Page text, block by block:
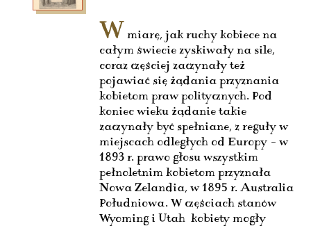
W miarę, jak ruchy kobiece na
całym świecie zyskiwały na sile,
coraz częściej zaczynały też
pojawiać się żądania przyznania
kobietom praw politycznych. Pod
koniec wieku żądanie takie
zaczynały być spełniane, z reguły w
miejscach odległych od Europy – w
1893 r. prawo głosu wszystkim
pełnoletnim kobietom przyznała
Nowa Zelandia, w 1895 r. Australia
Południowa. W częściach stanów
Wyoming i Utah kobiety mogły